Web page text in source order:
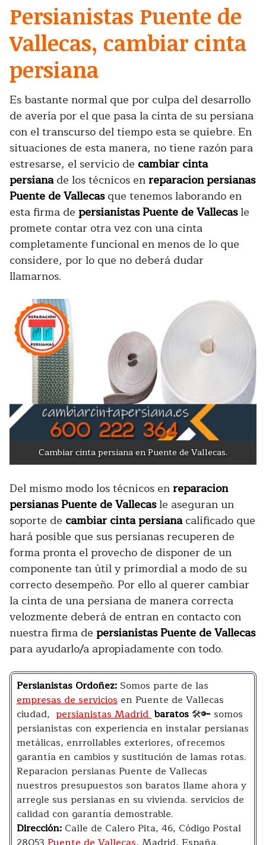
Persianistas Puente de
Vallecas, cambiar cinta
persiana
Es bastante normal que por culpa del desarrollo
de avería por el que pasa la cinta de su persiana
con el transcurso del tiempo esta se quiebre. En
situaciones de esta manera, no tiene razón para
estresarse, el servicio de cambiar cinta
persianade los técnicos enreparacion persianas
Puente de Vallecasque tenemos laborando en
esta firma de persianistas Puente de Vallecasle
promete contar otra vez con una cinta
completamente funcional en menos de lo que
considere, por lo que no deberá dudar
llamarnos.
Cambiar cinta persiana en Puente de Vallecas.
Del mismo modo los técnicos enreparacion
persianas Puente de Vallecasle aseguran un
soporte de cambiar cinta persianacalificado que
hará posible que sus persianas recuperen de
forma pronta el provecho de disponer de un
componente tan útil y primordial a modo de su
correcto desempeño. Por ello al querer cambiar
la cinta de una persiana de manera correcta
velozmente deberá de entran en contacto con
nuestra firma de persianistas Puente de Vallecas
para ayudarlo/a apropiadamente con todo.
Persianistas Ordoñez: Somos parte de las
empresas de servicios en Puente de Vallecas
ciudad, persianistas Madridbaratos🛠️🔑 somos
persianistas con experiencia en instalar persianas
metálicas, enrrollables exteriores, ofrecemos
garantía en cambios y sustitución de lamas rotas.
Reparacion persianas Puente de Vallecas
nuestros presupuestos son baratos llame ahora y
arregle sus persianas en su vivienda. servicios de
calidad con garantía demostrable.
Dirección: Calle de Calero Pita, 46, Código Postal